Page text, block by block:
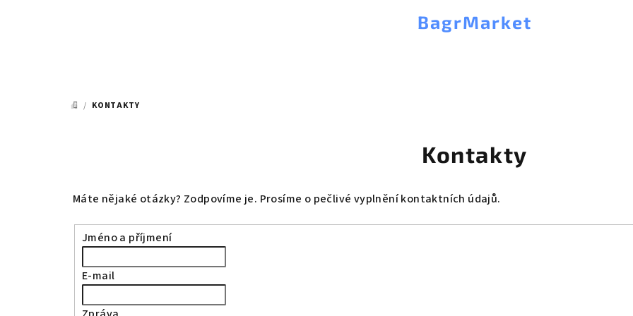
BagrMarket
DOMŮ
/ KONTAKTY
Kontakty
Máte nějaké otázky? Zodpovíme je. Prosíme o pečlivé vyplnění kontaktních údajů.
Jméno a příjmení
E-mail